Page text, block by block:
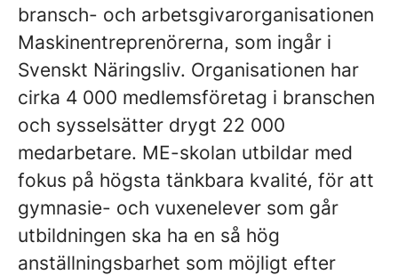
bransch- och arbetsgivarorganisationen
Maskinentreprenörerna, som ingår i
Svenskt Näringsliv. Organisationen har
cirka 4 000 medlemsföretag i branschen
och sysselsätter drygt 22 000
medarbetare. ME-skolan utbildar med
fokus på högsta tänkbara kvalité, för att
gymnasie- och vuxenelever som går
utbildningen ska ha en så hög
anställningsbarhet som möjligt efter